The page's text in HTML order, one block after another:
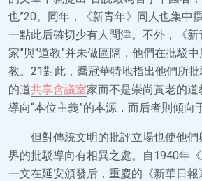
也”20。同年，《新青年》同人也集中
一點此后確切少有人問津。不外，《新
家”與“道教”并未做區隔，他們在批駁
教。21對此，喬冠華特地指出他們所
的道共享會議室家而不是崇尚黃老的
導向“本位主義”的本源，而后者則傾向
但對傳統文明的批評立場也使他
界的批駁導向有相異之處。自1940年《
一文在延安頒發后，重慶的《新華日